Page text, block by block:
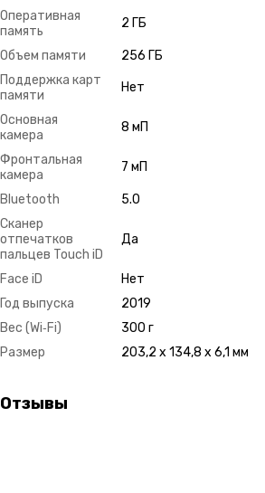
Оперативная
память
2 ГБ
Объем памяти
256 ГБ
Поддержка карт
памяти
Нет
Основная
камера
8 мП
Фронтальная
камера
7 мП
Bluetooth
5.0
Сканер
отпечатков
пальцев Touch iD
Да
Face iD
Нет
Год выпуска
2019
Вес (Wi‑Fi)
300 г
Размер
203,2 x 134,8 x 6,1 мм
Отзывы